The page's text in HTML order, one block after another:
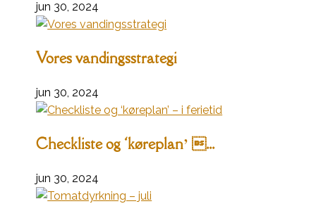
jun 30, 2024
Vores vandingsstrategi
jun 30, 2024
Checkliste og ‘køreplan’ ...
jun 30, 2024